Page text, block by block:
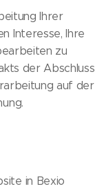
Ihrer
Interesse, Ihre
zu
der Abschluss
auf der
in Bexio